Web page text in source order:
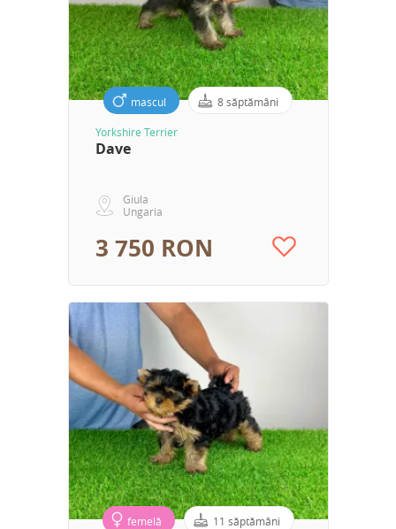
mascul 8 săptămâni
Yorkshire Terrier
Dave
Giula
Ungaria
3 750 RON
femelă 11 săptămâni